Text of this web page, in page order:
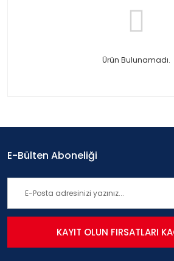
Ürün Bulunamadı.
E-Bülten Aboneliği
KAYIT OLUN FIRSATLARI